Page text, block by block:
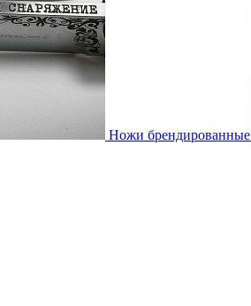
Ножи брендированные